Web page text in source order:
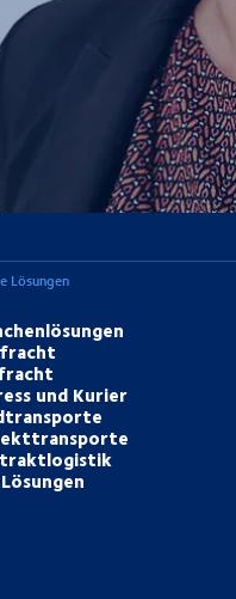
Lösungen
und Kurier